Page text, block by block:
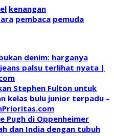
kenangan
pembaca pemuda
denim: harganya
palsu terlihat nyata |
Stephen Fulton untuk
kelas bulu junior terpadu –
Pugh di Oppenheimer
dan India dengan tubuh